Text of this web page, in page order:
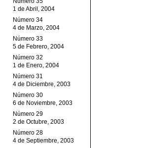
1 de Abril, 2004
Número 34
4 de Marzo, 2004
Número 33
5 de Febrero, 2004
Número 32
1 de Enero, 2004
Número 31
4 de Diciembre, 2003
Número 30
6 de Noviembre, 2003
Número 29
2 de Octubre, 2003
Número 28
4 de Septiembre, 2003